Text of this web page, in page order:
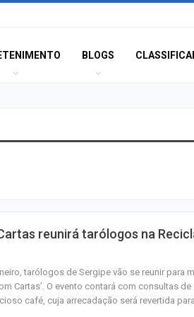
BLOGS
reunirá tarólogos na
tarólogos de Sergipe vão se reunir para
Cartas’. O evento contará com consultas
café, cuja arrecadação será revertida para